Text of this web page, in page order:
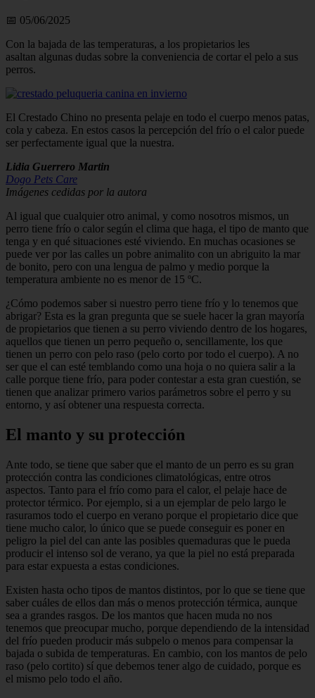
📅 05/06/2025
Con la bajada de las temperaturas, a los propietarios les
asaltan algunas dudas sobre la conveniencia de cortar el pelo a sus
perros.
El Crestado Chino no presenta pelaje en todo el cuerpo menos patas,
cola y cabeza. En estos casos la percepción del frío o el calor puede
ser perfectamente igual que la nuestra.
Lidia Guerrero Martin
Dogo Pets Care
Imágenes cedidas por la autora
Al igual que cualquier otro animal, y como nosotros mismos, un
perro tiene frío o calor según el clima que haga, el tipo de manto que
tenga y en qué situaciones esté viviendo. En muchas ocasiones se
puede ver por las calles un pobre animalito con un abriguito la mar
de bonito, pero con una lengua de palmo y medio porque la
temperatura ambiente no es menor de 15 ºC.
¿Cómo podemos saber si nuestro perro tiene frío y lo tenemos que
abrigar? Esta es la gran pregunta que se suele hacer la gran mayoría
de propietarios que tienen a su perro viviendo dentro de los hogares,
aquellos que tienen un perro pequeño o, sencillamente, los que
tienen un perro con pelo raso (pelo corto por todo el cuerpo). A no
ser que el can esté temblando como una hoja o no quiera salir a la
calle porque tiene frío, para poder contestar a esta gran cuestión, se
tienen que analizar primero varios parámetros sobre el perro y su
entorno, y así obtener una respuesta correcta.
El manto y su protección
Ante todo, se tiene que saber que el man­to de un perro es su gran
protección contra las condiciones climatológicas, entre otros
aspectos. Tanto para el frío como para el ca­lor, el pelaje hace de
protector térmico. Por ejemplo, si a un ejemplar de pelo largo le
rasuramos todo el cuerpo en verano porque el propietario dice que
tiene mucho calor, lo único que se puede conseguir es poner en
peligro la piel del can ante las posibles que­maduras que le pueda
producir el intenso sol de verano, ya que la piel no está prepa­rada
para estar expuesta a estas condiciones.
Existen hasta ocho tipos de mantos dis­tintos, por lo que se tiene que
saber cuáles de ellos dan más o menos protección tér­mica, aunque
sea a grandes rasgos. De los mantos que hacen muda no nos
tenemos que preocupar mucho, porque dependien­do de la intensidad
del frío pueden produ­cir más subpelo o menos para compensar la
bajada o subida de temperaturas. En cambio, con los mantos de pelo
raso (pelo cortito) sí que debemos tener algo de cui­dado, porque es
el mismo pelo todo el año.